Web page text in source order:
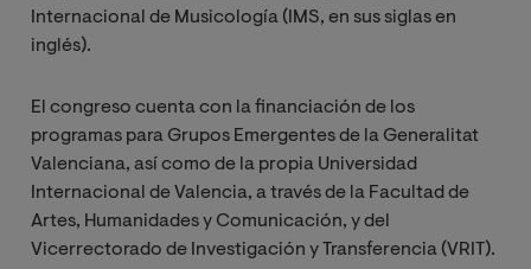
Internacional de Musicología (IMS, en sus siglas en
inglés).
El congreso cuenta con la financiación de los
programas para Grupos Emergentes de la Generalitat
Valenciana, así como de la propia Universidad
Internacional de Valencia, a través de la Facultad de
Artes, Humanidades y Comunicación, y del
Vicerrectorado de Investigación y Transferencia (VRIT).